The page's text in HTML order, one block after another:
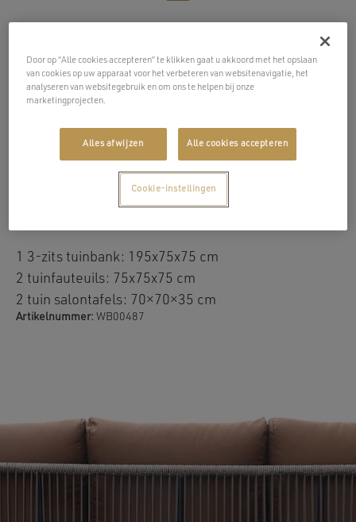
Aluminium steunframe in zwart
Weerbestendig ondersteunend touwvlechtwerk (6
mm) op de rugleuning, bruin
Weerbestendige zit- en rugkussens
Kunststof tafelblad in natuurlijk houteffect
1 3-zits tuinbank: 195x75x75 cm
2 tuinfauteuils: 75x75x75 cm
2 tuin salontafels: 70×70×35 cm
Artikelnummer: WB00487
Door op “Alle cookies accepteren” te klikken gaat u akkoord met het opslaan
van cookies op uw apparaat voor het verbeteren van websitenavigatie, het
analyseren van websitegebruik en om ons te helpen bij onze
marketingprojecten.
Alles afwijzen Alle cookies accepteren
Cookie-instellingen